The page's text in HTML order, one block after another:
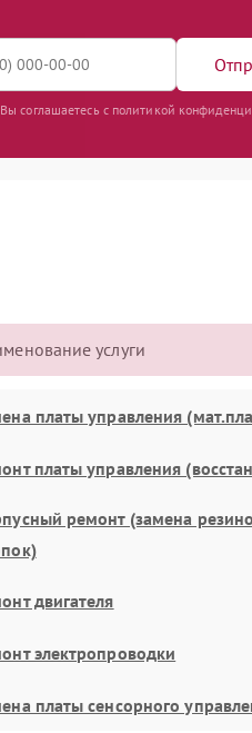
соглашаетесь с политикой
услуги
платы управления
платы управления
ремонт (замена
двигателя
электропроводки
платы сенсорного